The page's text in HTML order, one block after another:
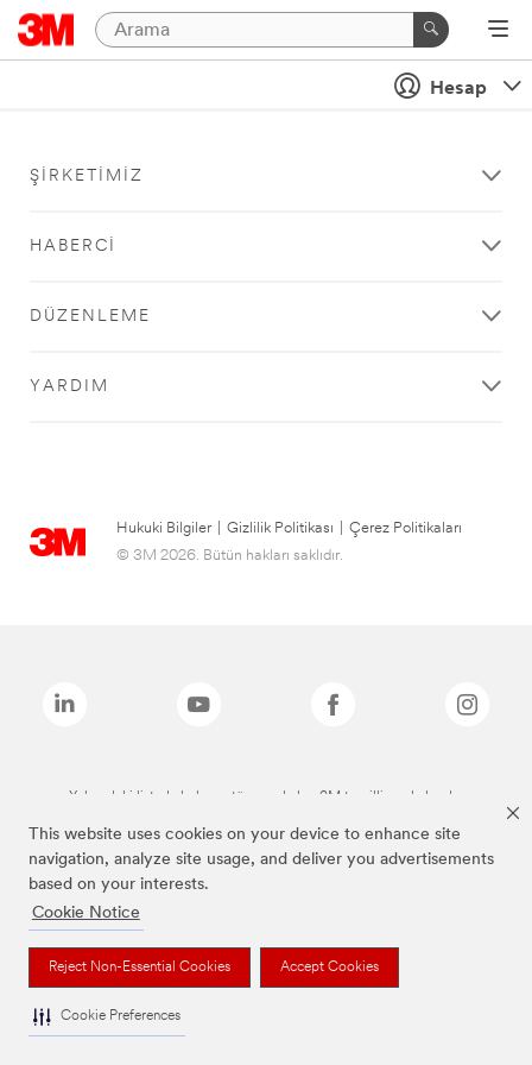
This website uses cookies on your device to enhance site
navigation, analyze site usage, and deliver you advertisements
based on your interests.
Cookie Notice
Reject Non-Essential Cookies Accept Cookies
Cookie Preferences
Hesap
ŞIRKETIMIZ
HABERCI
DÜZENLEME
YARDIM
Hukuki Bilgiler Gizlilik Politikası
Çerez Politikaları
© 3M 2026. Bütün hakları saklıdır.
Yukarıdaki listede bulunan tüm markalar, 3M tescilli markalarıdır.